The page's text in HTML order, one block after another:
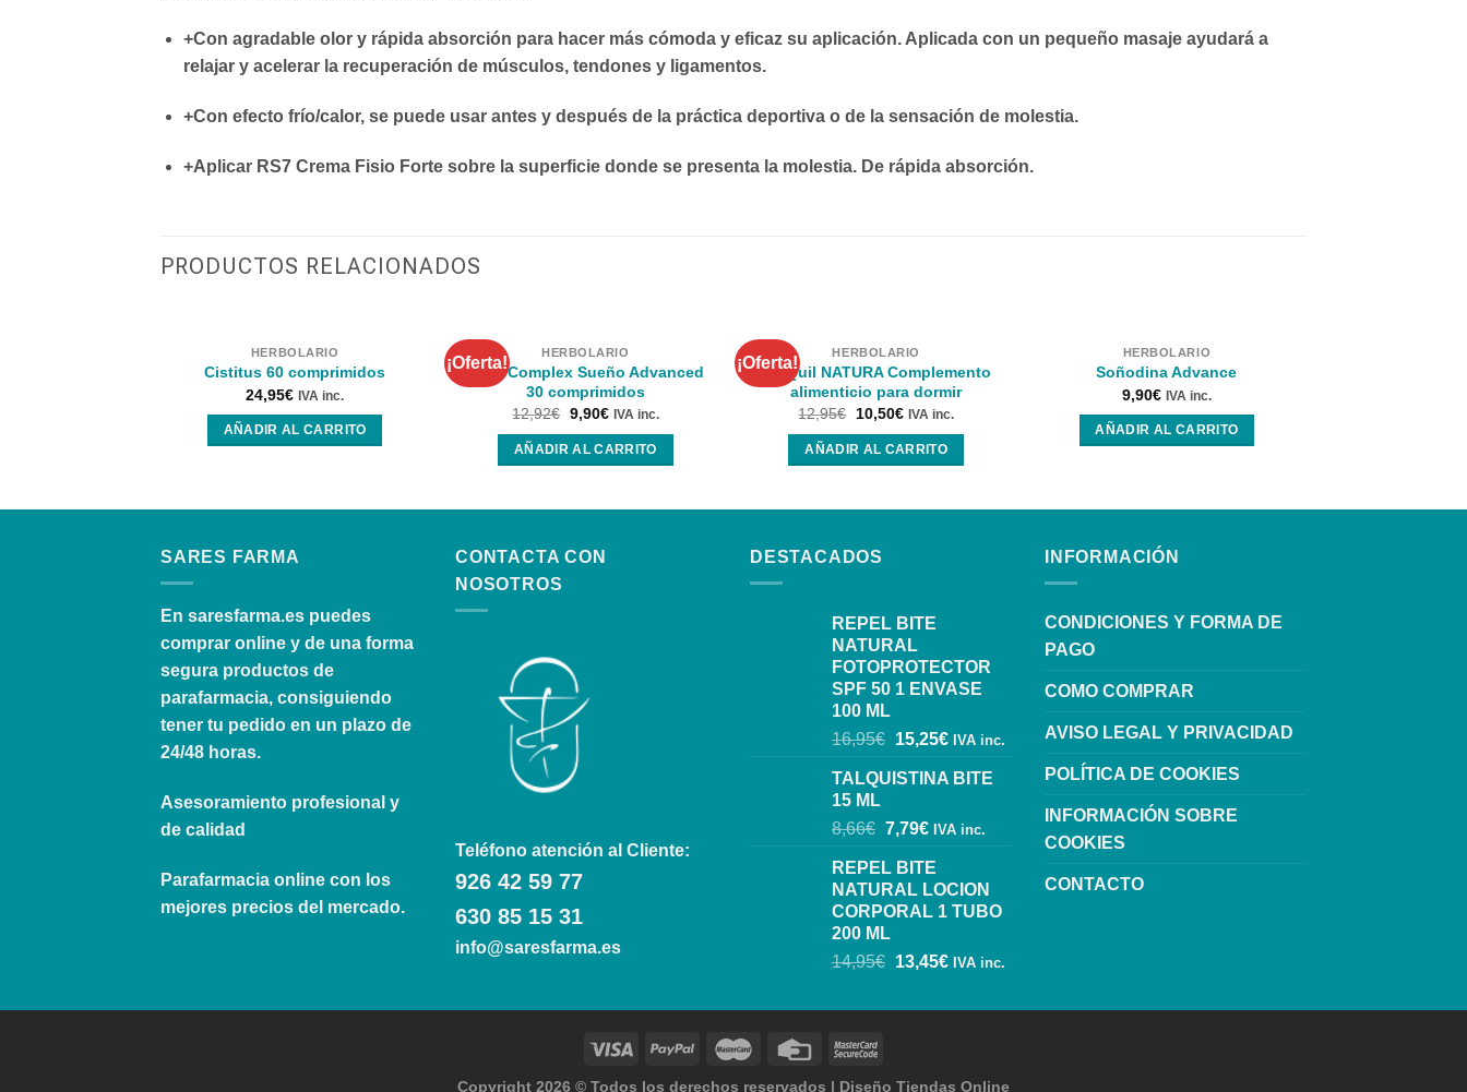
+Con agradable olor y rápida absorción para hacer más cómoda y eficaz su aplicación. Aplicada con un pequeño masaje ayudará a
relajar y acelerar la recuperación de músculos, tendones y ligamentos.
+Con efecto frío/calor, se puede usar antes y después de la práctica deportiva o de la sensación de molestia.
+Aplicar RS7 Crema Fisio Forte sobre la superficie donde se presenta la molestia. De rápida absorción.
PRODUCTOS RELACIONADOS
HERBOLARIO
Cistitus 60 comprimidos
24,95€ IVA inc.
AÑADIR AL CARRITO
¡Oferta!
HERBOLARIO
Reva Complex Sueño Advanced
30 comprimidos
12,92€ 9,90€ IVA inc.
AÑADIR AL CARRITO
¡Oferta!
HERBOLARIO
ZzzQuil NATURA Complemento
alimenticio para dormir
12,95€ 10,50€ IVA inc.
AÑADIR AL CARRITO
HERBOLARIO
Soñodina Advance
9,90€ IVA inc.
AÑADIR AL CARRITO
SARES FARMA
En saresfarma.es puedes
comprar online y de una forma
segura productos de
parafarmacia, consiguiendo
tener tu pedido en un plazo de
24/48 horas.
Asesoramiento profesional y
de calidad
Parafarmacia online con los
mejores precios del mercado.
CONTACTA CON
NOSOTROS
Teléfono atención al Cliente:
926 42 59 77
630 85 15 31
info@saresfarma.es
DESTACADOS
REPEL BITE
NATURAL
FOTOPROTECTOR
SPF 50 1 ENVASE
100 ML
16,95€ 15,25€ IVA inc.
TALQUISTINA BITE
15 ML
8,66€ 7,79€ IVA inc.
REPEL BITE
NATURAL LOCION
CORPORAL 1 TUBO
200 ML
14,95€ 13,45€ IVA inc.
INFORMACIÓN
CONDICIONES Y FORMA DE
PAGO
COMO COMPRAR
AVISO LEGAL Y PRIVACIDAD
POLÍTICA DE COOKIES
INFORMACIÓN SOBRE
COOKIES
CONTACTO
Copyright 2026 © Todos los derechos reservados | Diseño Tiendas Online